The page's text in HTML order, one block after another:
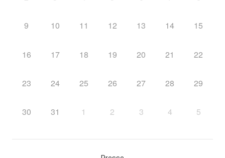
9 10 11 12 13 14 15
16 17 18 19 20 21 22
23 24 25 26 27 28 29
30 31 1 2 3 4 5